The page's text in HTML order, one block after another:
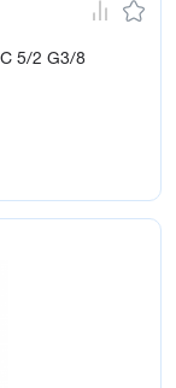
5/2 G3/8